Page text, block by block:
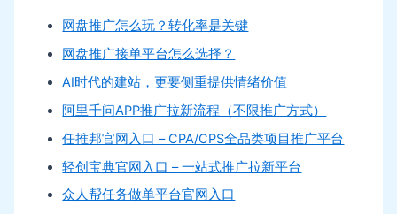
网盘推广怎么玩？转化率是关键
网盘推广接单平台怎么选择？
AI时代的建站，更要侧重提供情绪价值
阿里千问APP推广拉新流程（不限推广方式）
任推邦官网入口 – CPA/CPS全品类项目推广平台
轻创宝典官网入口 – 一站式推广拉新平台
众人帮任务做单平台官网入口